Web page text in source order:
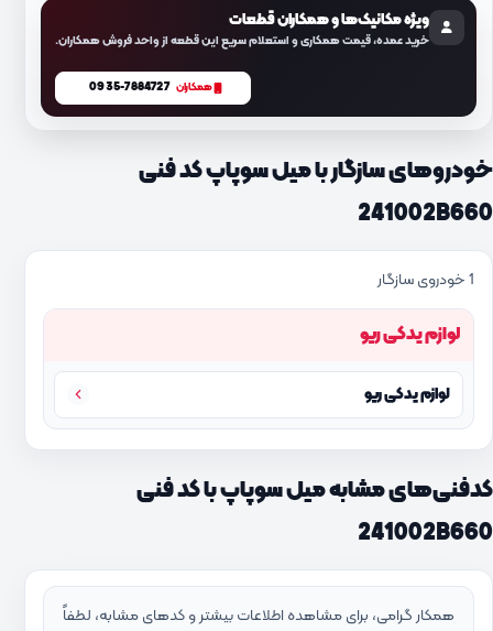
ویژه مکانیک‌ها و همکاران قطعات
خرید عمده، قیمت همکاری و استعلام سریع این قطعه از واحد فروش همکاران.
همکاران 0935-7884727
خودروهای سازگار با میل سوپاپ کد فنی
241002B660
1 خودروی سازگار
لوازم یدکی ریو
لوازم یدکی ریو
کدفنی‌های مشابه میل سوپاپ با کد فنی
241002B660
همکار گرامی، برای مشاهده اطلاعات بیشتر و کدهای مشابه، لطفاً